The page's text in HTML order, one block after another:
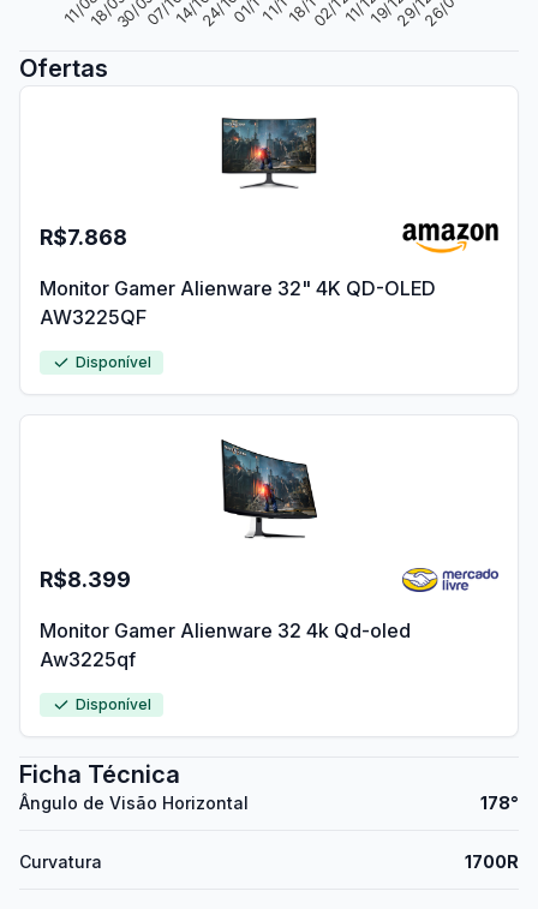
Ofertas
R$7.868
Monitor Gamer Alienware 32" 4K QD-OLED
AW3225QF
Disponível
R$8.399
Monitor Gamer Alienware 32 4k Qd-oled
Aw3225qf
Disponível
Ficha Técnica
Ângulo de Visão Horizontal 178°
Curvatura 1700R